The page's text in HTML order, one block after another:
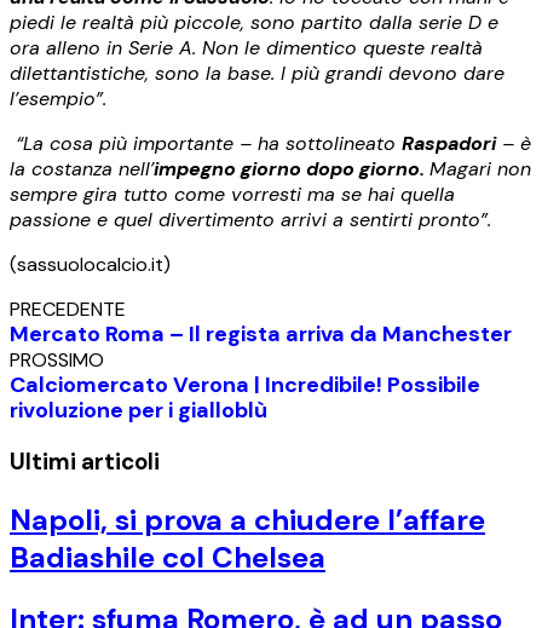
piedi le realtà più piccole, sono partito dalla serie D e
ora alleno in Serie A. Non le dimentico queste realtà
dilettantistiche, sono la base. I più grandi devono dare
l’esempio”.
“La cosa più importante – ha sottolineato Raspadori– è
la costanza nell’impegno giorno dopo giorno. Magari non
sempre gira tutto come vorresti ma se hai quella
passione e quel divertimento arrivi a sentirti pronto”.
(sassuolocalcio.it)
PRECEDENTE
Mercato Roma – Il regista arriva da Manchester
PROSSIMO
Calciomercato Verona | Incredibile! Possibile
rivoluzione per i gialloblù
Ultimi articoli
Napoli, si prova a chiudere l’affare
Badiashile col Chelsea
Inter: sfuma Romero, è ad un passo